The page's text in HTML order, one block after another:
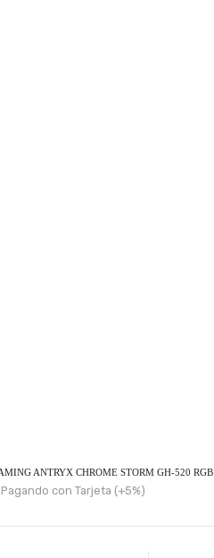
ANTRYX CHROME STORM GH-520 RGB
Pagando con Tarjeta (+5%)